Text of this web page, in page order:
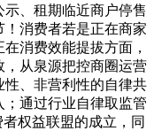
、租期临近商户停售
消费者若是正在商家
消费效能提拔方面，
，从泉源把控商圈运营
性、非营利性的自律共
通过行业自律取监管
权益联盟的成立，同